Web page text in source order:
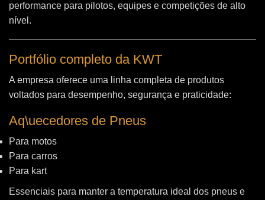
performance para pilotos, equipes e competições de alto
nível.
Portfólio completo da KWT
A empresa oferece uma linha completa de produtos
voltados para desempenho, segurança e praticidade:
Aq\uecedores de Pneus
Para motos
Para carros
Para kart
Essenciais para manter a temperatura ideal dos pneus e